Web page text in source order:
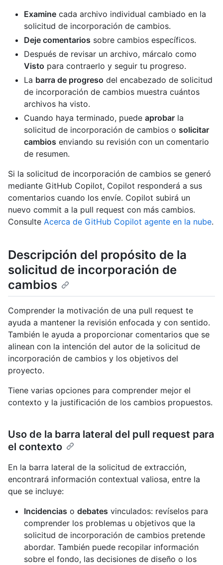
Examine cada archivo individual cambiado en la
solicitud de incorporación de cambios.
Deje comentarios sobre cambios específicos.
Después de revisar un archivo, márcalo como
Visto para contraerlo y seguir tu progreso.
La barra de progreso del encabezado de solicitud
de incorporación de cambios muestra cuántos
archivos ha visto.
Cuando haya terminado, puede aprobar la
solicitud de incorporación de cambios o solicitar
cambios enviando su revisión con un comentario
de resumen.
Si la solicitud de incorporación de cambios se generó
mediante GitHub Copilot, Copilot responderá a sus
comentarios cuando los envíe. Copilot subirá un
nuevo commit a la pull request con más cambios.
Consulte Acerca de GitHub Copilot agente en la nube.
Descripción del propósito de la
solicitud de incorporación de
cambios
Comprender la motivación de una pull request te
ayuda a mantener la revisión enfocada y con sentido.
También le ayuda a proporcionar comentarios que se
alinean con la intención del autor de la solicitud de
incorporación de cambios y los objetivos del
proyecto.
Tiene varias opciones para comprender mejor el
contexto y la justificación de los cambios propuestos.
Uso de la barra lateral del pull request para
el contexto
En la barra lateral de la solicitud de extracción,
encontrará información contextual valiosa, entre la
que se incluye:
Incidencias o debates vinculados: revíselos para
comprender los problemas u objetivos que la
solicitud de incorporación de cambios pretende
abordar. También puede recopilar información
sobre el fondo, las decisiones de diseño o los